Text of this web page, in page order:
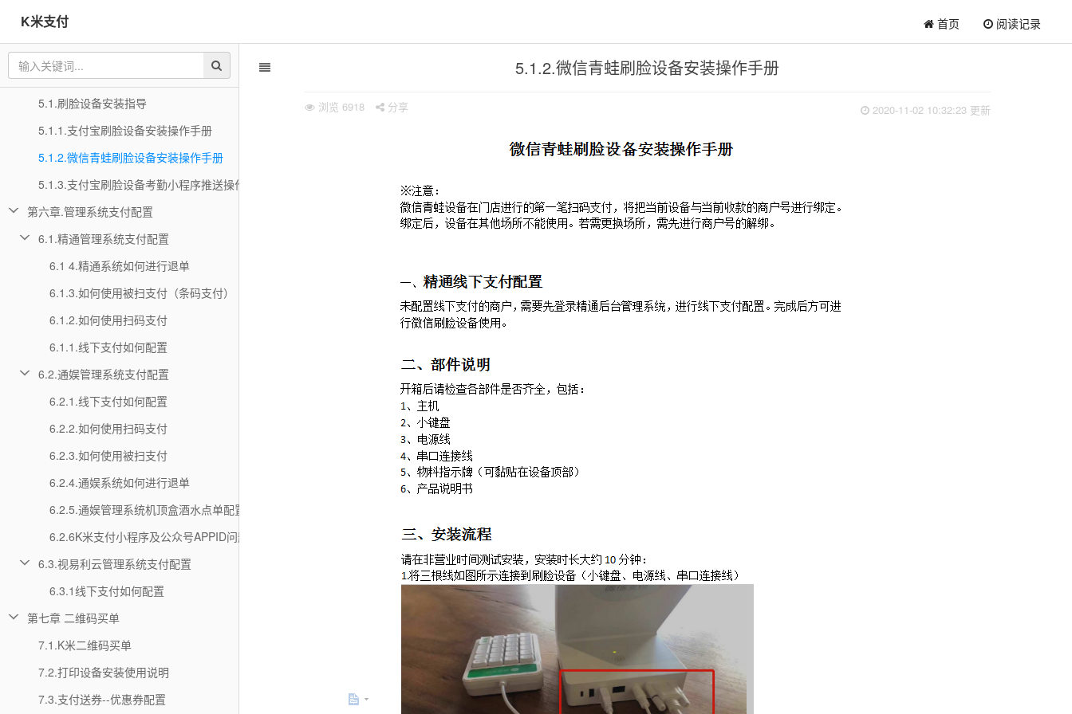
K米支付 首页 阅读记录
5.1.2.微信青蛙刷脸设备安装操作手册
浏览 6918 分享 2020-11-02 10:32:23 更新
4.3.常见问题汇总
4.4.支付进件材料及审核要求
第五章 K米线下支付
5.1.刷脸设备安装指导
5.1.1.支付宝刷脸设备安装操作手册
5.1.2.微信青蛙刷脸设备安装操作手册
5.1.3.支付宝刷脸设备考勤小程序推送操作
第六章.管理系统支付配置
6.1.精通管理系统支付配置
6.1 4.精通系统如何进行退单
6.1.3.如何使用被扫支付（条码支付）
6.1.2.如何使用扫码支付
6.1.1.线下支付如何配置
6.2.通娱管理系统支付配置
6.2.1.线下支付如何配置
6.2.2.如何使用扫码支付
6.2.3.如何使用被扫支付
6.2.4.通娱系统如何进行退单
6.2.5.通娱管理系统机顶盒酒水点单配置
6.2.6K米支付小程序及公众号APPID问题排查说明
6.3.视易利云管理系统支付配置
6.3.1线下支付如何配置
第七章 二维码买单
7.1.K米二维码买单
7.2.打印设备安装使用说明
7.3.支付送券--优惠券配置